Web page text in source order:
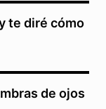
te diré cómo
de ojos